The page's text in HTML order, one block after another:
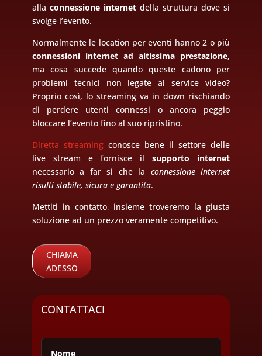
alla connessione internetdella struttura dove si
svolge l’evento.
Normalmente le location per eventi hanno 2 o più
connessioni internet ad altissima prestazione,
ma cosa succede quando queste cadono per
problemi tecnici non legate al service video?
Proprio così, lo streaming va in down rischiando
di perdere utenti connessi o ancora peggio
bloccare l’evento fino al suo ripristino.
Diretta streamingconosce bene il settore delle
live stream e fornisce ilsupporto internet
necessario a far si che la connessione internet
risulti stabile, sicura e garantita.
Mettiti in contatto, insieme troveremo la giusta
soluzione ad un prezzo veramente competitivo.
CHIAMA
ADESSO
CONTATTACI